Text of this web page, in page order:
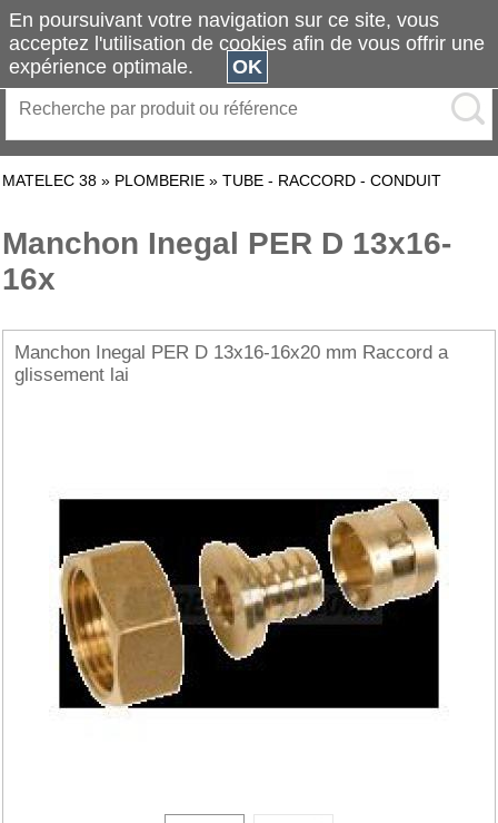
MATELEC 38 » PLOMBERIE » TUBE - RACCORD - CONDUIT
Manchon Inegal PER D 13x16-
16x
Manchon Inegal PER D 13x16-16x20 mm Raccord a
glissement lai
En poursuivant votre navigation sur ce site, vous
acceptez l'utilisation de cookies afin de vous offrir une
expérience optimale.
OK